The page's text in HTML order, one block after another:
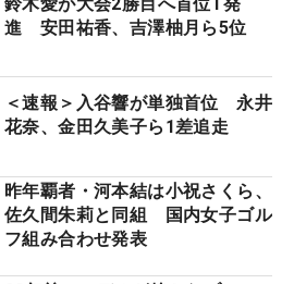
進 安田祐香、吉澤柚月ら5位
＜速報＞入谷響が単独首位 永井
花奈、金田久美子ら1差追走
昨年覇者・河本結は小祝さくら、
佐久間朱莉と同組 国内女子ゴル
フ組み合わせ発表